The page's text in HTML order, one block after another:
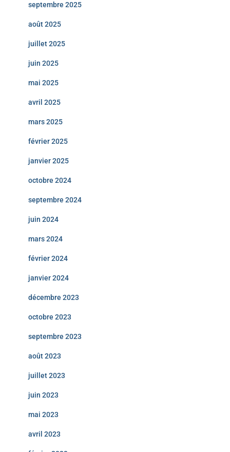
septembre 2025
août 2025
juillet 2025
juin 2025
mai 2025
avril 2025
mars 2025
février 2025
janvier 2025
octobre 2024
septembre 2024
juin 2024
mars 2024
février 2024
janvier 2024
décembre 2023
octobre 2023
septembre 2023
août 2023
juillet 2023
juin 2023
mai 2023
avril 2023